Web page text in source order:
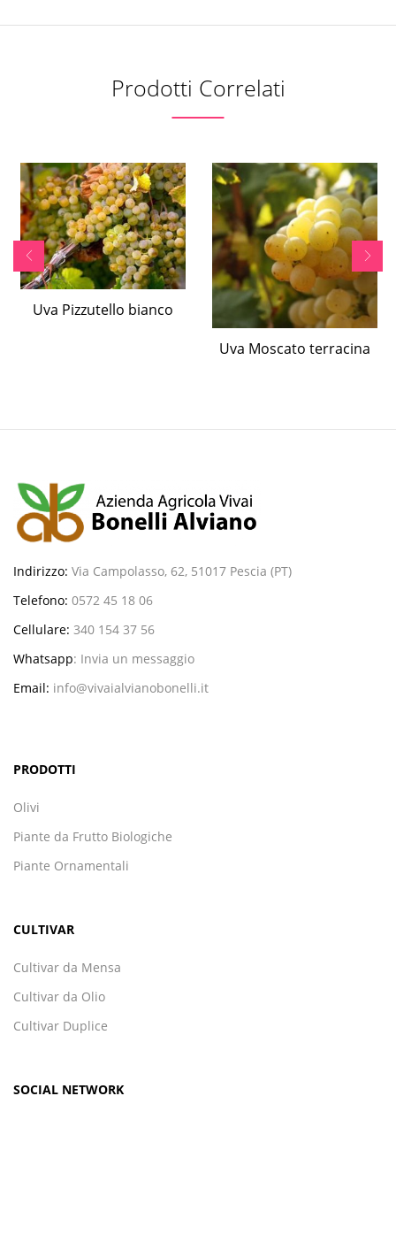
Prodotti Correlati
Uva Pizzutello bianco
Uva Moscato terracina
Indirizzo: Via Campolasso, 62, 51017 Pescia (PT)
Telefono: 0572 45 18 06
Cellulare: 340 154 37 56
Whatsapp: Invia un messaggio
Email: info@vivaialvianobonelli.it
PRODOTTI
Olivi
Piante da Frutto Biologiche
Piante Ornamentali
CULTIVAR
Cultivar da Mensa
Cultivar da Olio
Cultivar Duplice
SOCIAL NETWORK